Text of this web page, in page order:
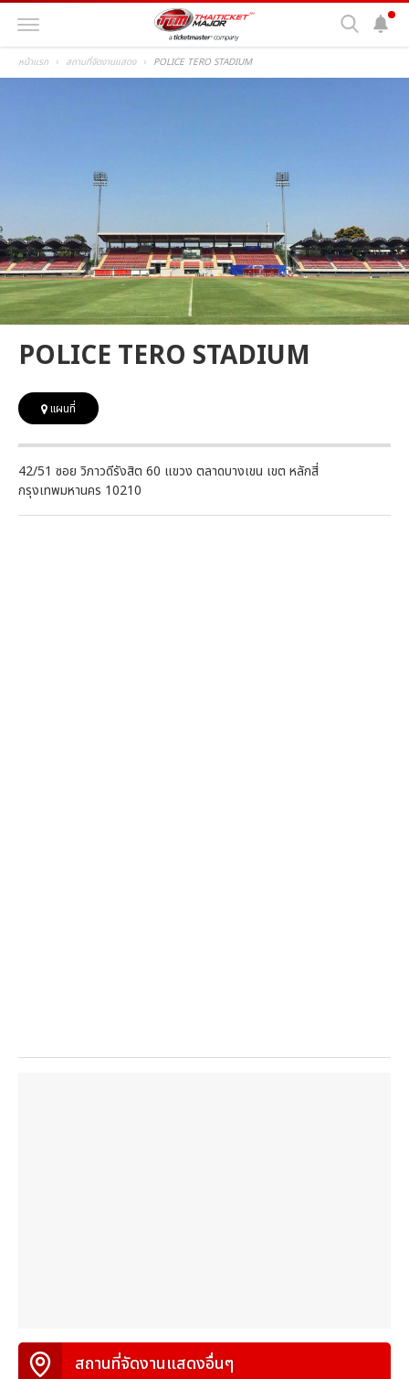
หน้าแรก สถานที่จัดงานแสดง POLICE TERO STADIUM
POLICE TERO STADIUM
แผนที่
42/51 ซอย วิภาวดีรังสิต 60 แขวง ตลาดบางเขน เขต หลักสี่
กรุงเทพมหานคร 10210
สถานที่จัดงานแสดงอื่นๆ